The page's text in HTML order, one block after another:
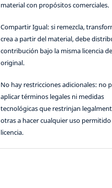
material con propósitos comerciales.
Compartir Igual: si remezcla,
crea a partir del material, debe
contribución bajo la misma licencia
original.
No hay restricciones adicionales: no
aplicar términos legales ni medidas
tecnológicas que restrinjan
otras a hacer cualquier uso
licencia.